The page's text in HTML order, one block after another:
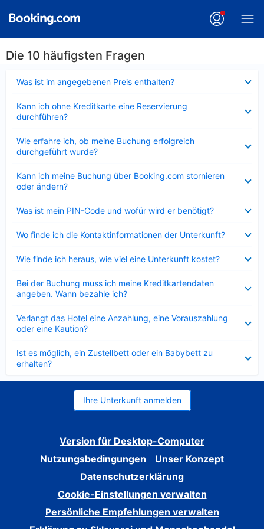
Die 10 häufigsten Fragen
Was ist im angegebenen Preis enthalten?
Kann ich ohne Kreditkarte eine Reservierung
durchführen?
Wie erfahre ich, ob meine Buchung erfolgreich
durchgeführt wurde?
Kann ich meine Buchung über Booking.com stornieren
oder ändern?
Was ist mein PIN-Code und wofür wird er benötigt?
Wo finde ich die Kontaktinformationen der Unterkunft?
Wie finde ich heraus, wie viel eine Unterkunft kostet?
Bei der Buchung muss ich meine Kreditkartendaten
angeben. Wann bezahle ich?
Verlangt das Hotel eine Anzahlung, eine Vorauszahlung
oder eine Kaution?
Ist es möglich, ein Zustellbett oder ein Babybett zu
erhalten?
Ihre Unterkunft anmelden
Version für Desktop-Computer
Nutzungsbedingungen
Unser Konzept
Datenschutzerklärung
Cookie-Einstellungen verwalten
Persönliche Empfehlungen verwalten